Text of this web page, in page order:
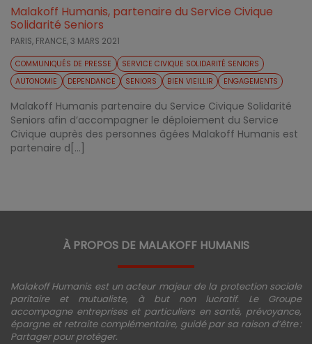
Malakoff Humanis, partenaire du Service Civique
Solidarité Seniors
PARIS, FRANCE,3 MARS 2021
COMMUNIQUÉS DE PRESSE
SERVICE CIVIQUE SOLIDARITÉ SENIORS
AUTONOMIE
DEPENDANCE SENIORS BIEN VIEILLIR ENGAGEMENTS
Malakoff Humanis partenaire du Service Civique Solidarité
Seniors afin d’accompagner le déploiement du Service
Civique auprès des personnes âgées Malakoff Humanis est
partenaire d[...]
À PROPOS DE MALAKOFF HUMANIS
Malakoff Humanis est un acteur majeur de la protection sociale
paritaire et mutualiste, à but non lucratif. Le Groupe
accompagne entreprises et particuliers en santé, prévoyance,
épargne et retraite complémentaire, guidé par sa raison d’être :
Partager pour protéger.